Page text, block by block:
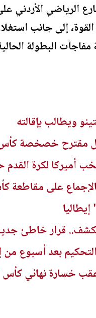
الرياضي
إلى جانب
البطولة
ويطالب بإقالته
مقترح خصخصة كأس
لكرة القدم
على مقاطعة
قرار خاطئ
بعد أسبوع من
خسارة نهائي كأس